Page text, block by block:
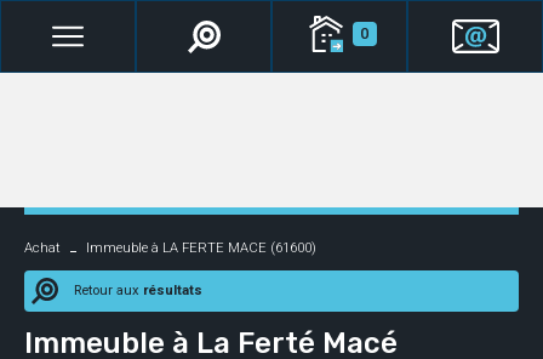
0
Achat Immeuble à LA FERTE MACE (61600)
Retour aux résultats
Immeuble à La Ferté Macé